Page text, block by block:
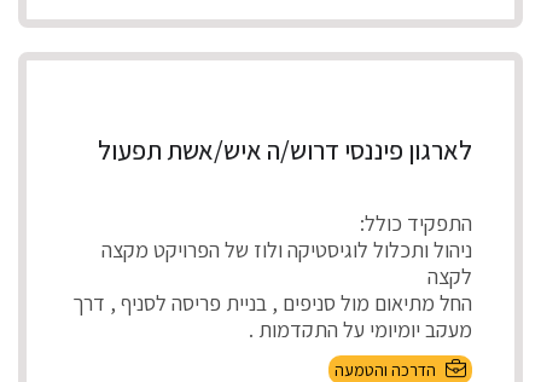
לארגון פיננסי דרוש/ה איש/אשת תפעול
התפקיד כולל:
ניהול ותכלול לוגיסטיקה ולוז של הפרויקט מקצה
לקצה
החל מתיאום מול סניפים , בניית פריסה לסניף , דרך
מעקב יומיומי על התקדמות .
...
הדרכה והטמעה